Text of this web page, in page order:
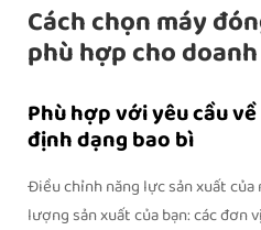
Cách chọn máy
phù hợp cho
Phù hợp với yêu cầu
định dạng bao bì
Điều chỉnh năng lực sản xuất
lượng sản xuất của bạn: các đơn